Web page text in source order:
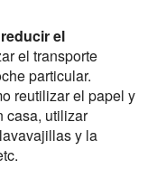
el
el transporte
particular.
reutilizar el papel y
casa, utilizar
y la